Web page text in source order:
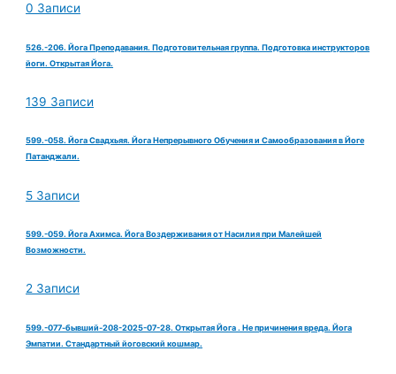
0 Записи
526.-206. Йога Преподавания. Подготовительная группа. Подготовка инструкторов
йоги. Открытая Йога.
139 Записи
599.-058. Йога Свадхьяя. Йога Непрерывного Обучения и Самообразования в Йоге
Патанджали.
5 Записи
599.-059. Йога Ахимса. Йога Воздерживания от Насилия при Малейшей
Возможности.
2 Записи
599.-077-бывший-208-2025-07-28. Открытая Йога . Не причинения вреда. Йога
Эмпатии. Стандартный йоговский кошмар.